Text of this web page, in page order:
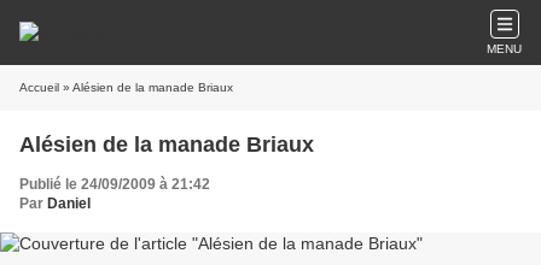
MENU
Accueil » Alésien de la manade Briaux
Alésien de la manade Briaux
Publié le 24/09/2009 à 21:42
Par Daniel